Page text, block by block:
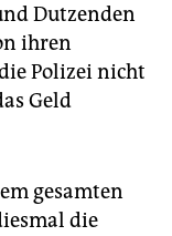
Dutzenden
ihren
Polizei nicht
Geld
gesamten
die